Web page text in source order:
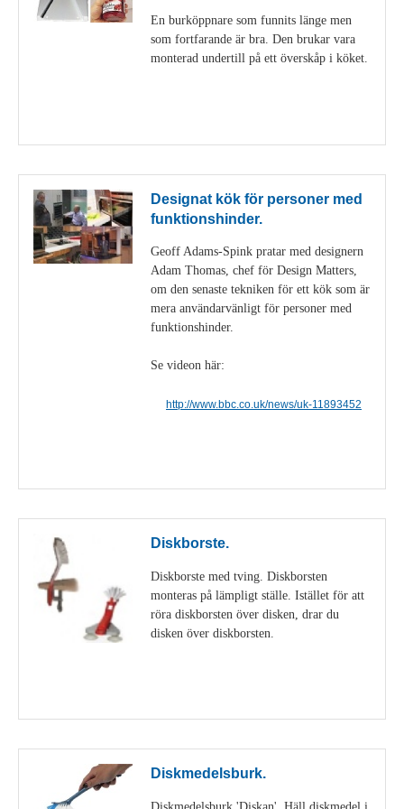
En burköppnare som funnits länge men
som fortfarande är bra. Den brukar vara
monterad undertill på ett överskåp i köket.
Designat kök för personer med
funktionshinder.
Geoff Adams-Spink pratar med designern
Adam Thomas, chef för Design Matters,
om den senaste tekniken för ett kök som är
mera användarvänligt för personer med
funktionshinder.
Se videon här:
http://www.bbc.co.uk/news/uk-11893452
Diskborste.
Diskborste med tving. Diskborsten
monteras på lämpligt ställe. Istället för att
röra diskborsten över disken, drar du
disken över diskborsten.
Diskmedelsburk.
Diskmedelsburk 'Diskan'. Häll diskmedel i